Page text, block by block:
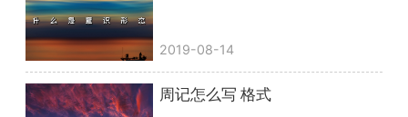
2019-08-14
周记怎么写 格式